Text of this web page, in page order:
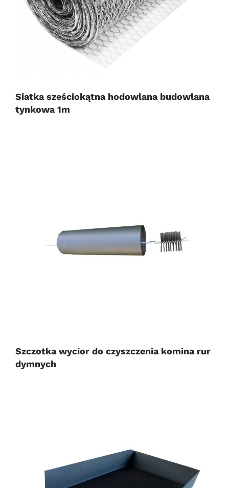
Siatka sześciokątna hodowlana budowlana
tynkowa 1m
Szczotka wycior do czyszczenia komina rur
dymnych